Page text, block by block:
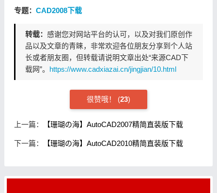
专题： CAD2008下载
转载： 感谢您对网站平台的认可，以及对我们原创作
品以及文章的青睐，非常欢迎各位朋友分享到个人站
长或者朋友圈，但转载请说明文章出处“来源CAD下
载网”。 https://www.cadxiazai.cn/jingjian/10.html
很赞哦！ (23)
上一篇： 【珊瑚の海】AutoCAD2007精简直装版下载
下一篇： 【珊瑚の海】AutoCAD2010精简直装版下载